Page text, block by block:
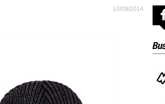
10/09/2014